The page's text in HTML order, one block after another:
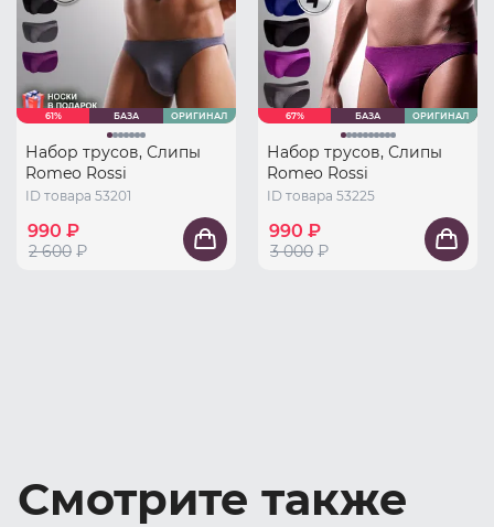
61% БАЗА ОРИГИНАЛ
Набор трусов, Слипы
Romeo Rossi
ID товара 53201
990 ₽
2 600 ₽
67% БАЗА ОРИГИНАЛ
Набор трусов, Слипы
Romeo Rossi
ID товара 53225
990 ₽
3 000 ₽
Смотрите также